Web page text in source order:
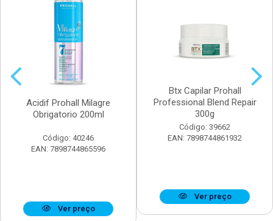
Acidif Prohall Milagre
Obrigatorio 200ml
Código: 40246
EAN: 7898744865596
Ver preço
Btx Capilar Prohall
Professional Blend Repair
300g
Código: 39662
EAN: 7898744861932
Ver preço